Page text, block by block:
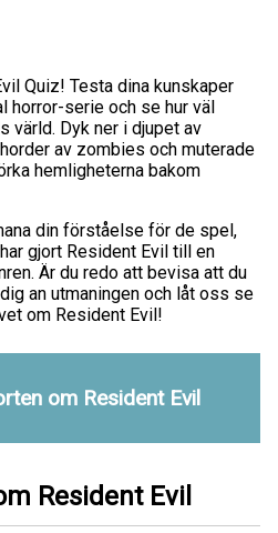
Quiz! Testa dina kunskaper
horror-serie och se hur väl
värld. Dyk ner i djupet av
av zombies och muterade
hemligheterna bakom
din förståelse för de spel,
gjort Resident Evil till en
Är du redo att bevisa att du
an utmaningen och låt oss se
om Resident Evil!
om Resident Evil
Resident Evil